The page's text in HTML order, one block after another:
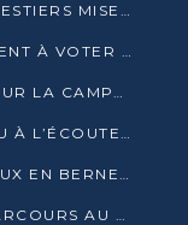
BASSIN DU CONGO : LES ÉTATS FORESTIERS MISENT SUR LES MARCHÉS CARBONE
LES SAGES DE MOUYONDZI APPELLENT À VOTER DENIS SASSOU-NGUESSO
LE CLUB 2002-PUR SE MOBILISE POUR LA CAMPAGNE
JOSEPH KIGNOUMBI KIA MBOUNGOU À L’ÉCOUTE DE TALANGAÏ
DÉCÈS DE FIRMIN AYESSA : DRAPEAUX EN BERNE LUNDI
PR. AIMÉ CHRISTIAN KAYATH : UN PARCOURS AU SERVICE DE LA RECHERCHE ET DE L’INNOVATION